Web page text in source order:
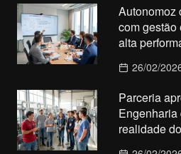
Autonomoz
com gestão
alta
26/02/
Parceria
realidade